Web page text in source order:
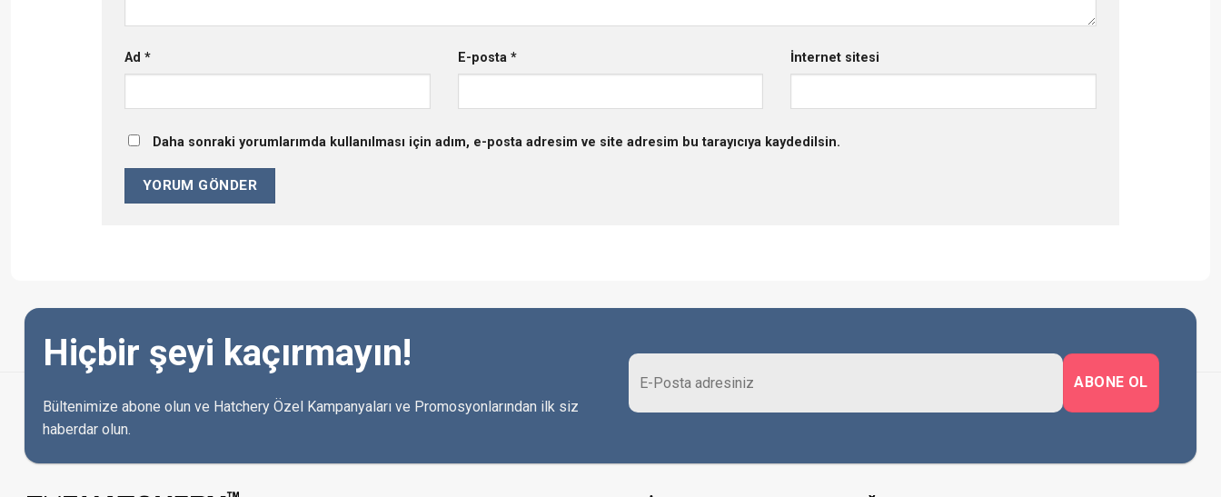
Ad * E-posta * İnternet sitesi
Daha sonraki yorumlarımda kullanılması için adım, e-posta adresim ve site adresim bu tarayıcıya kaydedilsin.
Hiçbir şeyi kaçırmayın!
Bültenimize abone olun ve Hatchery Özel Kampanyaları ve Promosyonlarından ilk siz
haberdar olun.